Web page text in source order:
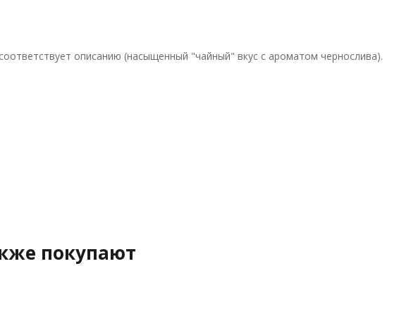
описанию (насыщенный "чайный" вкус с ароматом чернослива).
покупают